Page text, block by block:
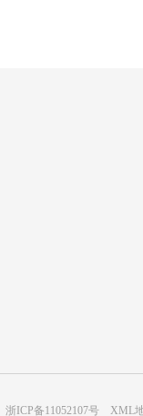
微信扫码
浙ICP备11052107号 XML